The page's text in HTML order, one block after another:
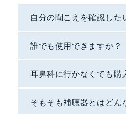
自分の聞こえを確認した
誰でも使用できますか？
耳鼻科に行かなくても購
そもそも補聴器とはどん